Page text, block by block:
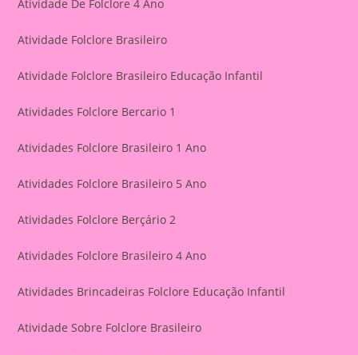
Atividade De Folclore 4 Ano
Atividade Folclore Brasileiro
Atividade Folclore Brasileiro Educação Infantil
Atividades Folclore Bercario 1
Atividades Folclore Brasileiro 1 Ano
Atividades Folclore Brasileiro 5 Ano
Atividades Folclore Berçário 2
Atividades Folclore Brasileiro 4 Ano
Atividades Brincadeiras Folclore Educação Infantil
Atividade Sobre Folclore Brasileiro